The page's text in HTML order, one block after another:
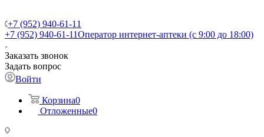
+7 (952) 940-61-11
+7 (952) 940-61-11Оператор интернет-аптеки (с 9:00 до 18:00)
Заказать звонок
Задать вопрос
Войти
Корзина0
Отложенные0